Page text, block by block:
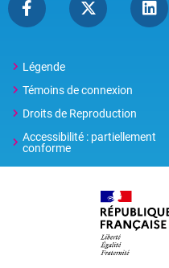
Légende
Témoins de connexion
Droits de Reproduction
Accessibilité : partiellement
conforme